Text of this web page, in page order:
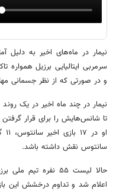
نیمار در ماه‌های اخیر به دلیل
سرمربی ایتالیایی برزیل همواره
و در صورتی که از نظر جسمانی
نیمار در چند ماه اخیر در یک
تا شانس‌هایش را برای قرار گرفتن
سانتوس نقش داشته باشد.
حالا لیست ۵۵ نفره